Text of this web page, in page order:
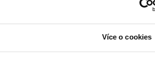
Více o cookies